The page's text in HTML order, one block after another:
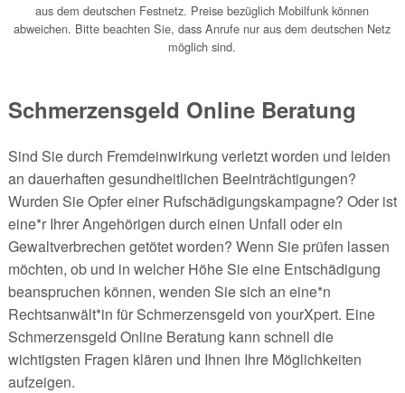
aus dem deutschen Festnetz. Preise bezüglich Mobilfunk können
abweichen. Bitte beachten Sie, dass Anrufe nur aus dem deutschen Netz
möglich sind.
Schmerzensgeld Online Beratung
Sind Sie durch Fremdeinwirkung verletzt worden und leiden
an dauerhaften gesundheitlichen Beeinträchtigungen?
Wurden Sie Opfer einer Rufschädigungskampagne? Oder ist
eine*r Ihrer Angehörigen durch einen Unfall oder ein
Gewaltverbrechen getötet worden? Wenn Sie prüfen lassen
möchten, ob und in welcher Höhe Sie eine Entschädigung
beanspruchen können, wenden Sie sich an eine*n
Rechtsanwält*in für Schmerzensgeld von yourXpert. Eine
Schmerzensgeld Online Beratung kann schnell die
wichtigsten Fragen klären und Ihnen Ihre Möglichkeiten
aufzeigen.